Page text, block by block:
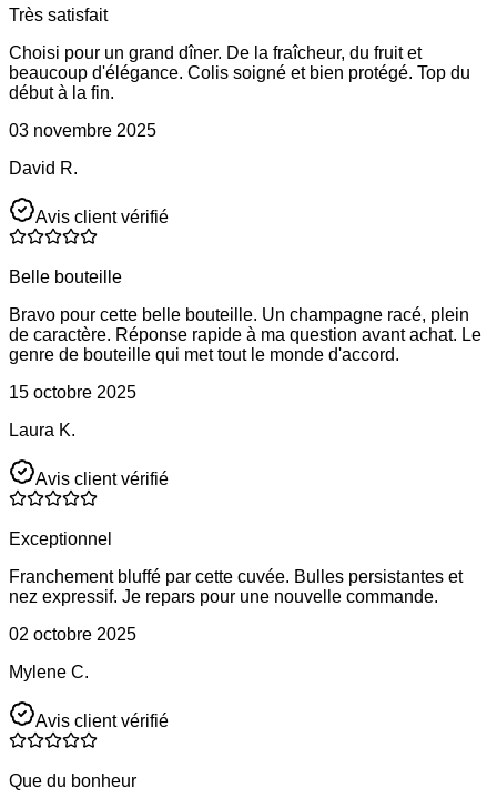
Très satisfait
Choisi pour un grand dîner. De la fraîcheur, du fruit et
beaucoup d'élégance. Colis soigné et bien protégé. Top du
début à la fin.
03 novembre 2025
David R.
Avis client vérifié
Belle bouteille
Bravo pour cette belle bouteille. Un champagne racé, plein
de caractère. Réponse rapide à ma question avant achat. Le
genre de bouteille qui met tout le monde d'accord.
15 octobre 2025
Laura K.
Avis client vérifié
Exceptionnel
Franchement bluffé par cette cuvée. Bulles persistantes et
nez expressif. Je repars pour une nouvelle commande.
02 octobre 2025
Mylene C.
Avis client vérifié
Que du bonheur